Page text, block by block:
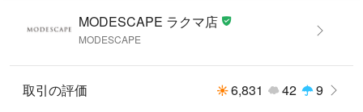
出品している商品は弊社倉庫にて保管しています。
店頭で商品をご覧になりたい場合は前日までにご予約が必要です。
ご予約せずにご来店いただいても商品を用意できかねることがございま
す。予めご了承ください。
MODESCAPE ラクマ店
MODESCAPE
取引の評価 6,831 42 9